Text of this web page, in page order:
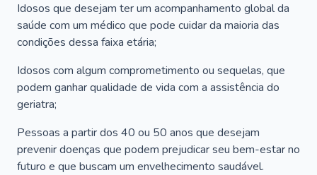
Idosos que desejam ter um acompanhamento global da
saúde com um médico que pode cuidar da maioria das
condições dessa faixa etária;
Idosos com algum comprometimento ou sequelas, que
podem ganhar qualidade de vida com a assistência do
geriatra;
Pessoas a partir dos 40 ou 50 anos que desejam
prevenir doenças que podem prejudicar seu bem-estar no
futuro e que buscam um envelhecimento saudável.